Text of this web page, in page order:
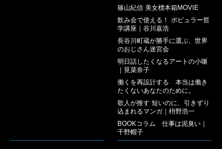
篠山紀信 美女標本箱MOVIE
飲み会で使える！ ポピュラー哲
学講座｜谷川嘉浩
長谷川町蔵が勝手に選ぶ、世界
のおじさん迷宮会
明日話したくなるアートの小噺
｜筧菜奈子
働くを再設計する 本当は働き
たくないあなたのために。
歌人が推す 短いのに、引きずり
込まれるマンガ｜枡野浩一
BOOKコラム 仕事は泥臭い｜
千野帽子